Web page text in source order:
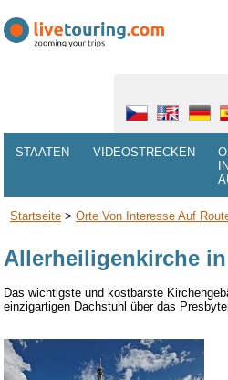
STAATEN VIDEOSTRECKEN
Startseite> Orte Von Interesse Auf
Allerheiligenkirche
Das wichtigste und kostbarste
einzigartigen Dachstuhlüber das